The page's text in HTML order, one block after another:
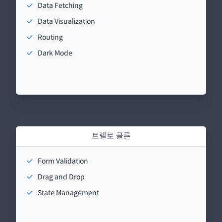
Data Fetching
Data Visualization
Routing
Dark Mode
트렐로 클론
Form Validation
Drag and Drop
State Management